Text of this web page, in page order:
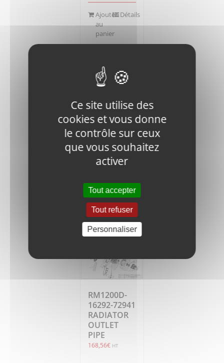
Ajouter
au
panier
Détails
RM1200D-
01-1150-
2588-01
SPILL PIPE
63,31 € HT
Ajouter
au
panier
Détails
RM1200D-
16292-72941
RADIATOR
OUTLET
PIPE
168,56€ HT
Ce site utilise des
cookies et vous donne
le contrôle sur ceux
que vous souhaitez
activer
Tout accepter
Tout refuser
Personnaliser